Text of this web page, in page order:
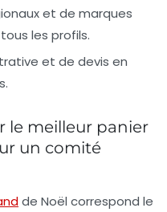
et de marques
les profils.
et de devis en
le meilleur panier
un comité
de Noël correspond le